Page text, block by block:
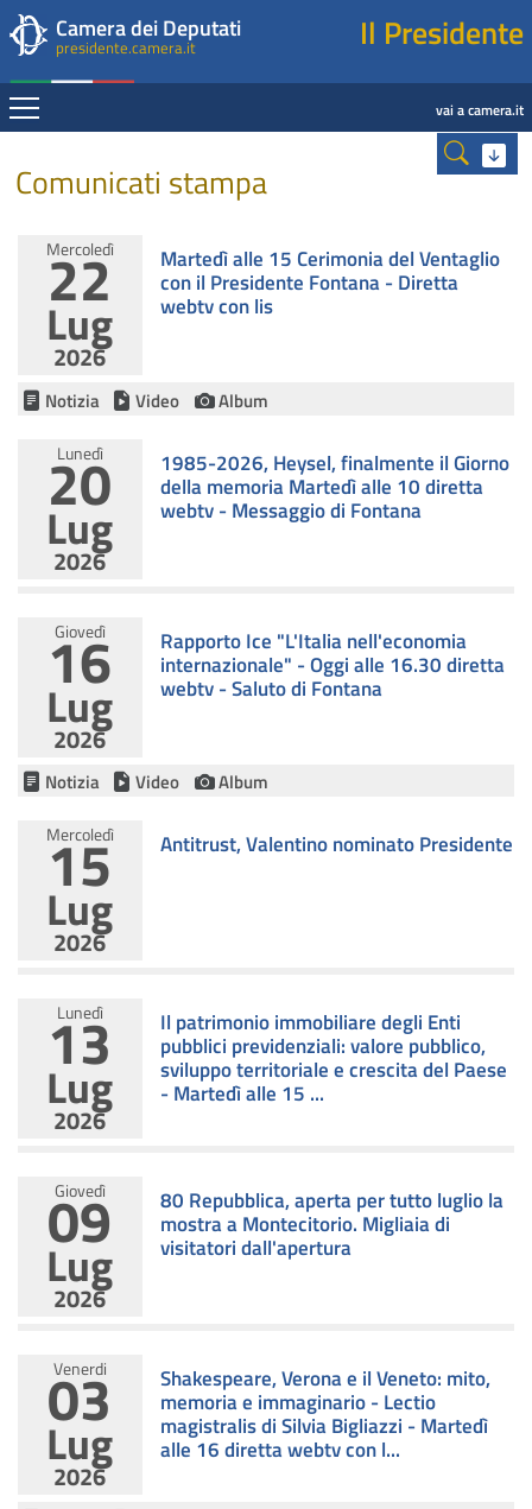
Presidente della Camera dei Deputati
Salta al contenuto principale
Salta al menu di navigazione
Camera dei Deputati
presidente.camera.it Il Presidente
Espandi vai a camera.it
Contenuto
Comunicati stampa
Mercoledì
22
Lug
2026
Martedì alle 15 Cerimonia del Ventaglio
con il Presidente Fontana - Diretta
webtv con lis
Notizia Video Album
Lunedì
20
Lug
2026
1985-2026, Heysel, finalmente il Giorno
della memoria Martedì alle 10 diretta
webtv - Messaggio di Fontana
Giovedì
16
Lug
2026
Rapporto Ice "L'Italia nell'economia
internazionale" - Oggi alle 16.30 diretta
webtv - Saluto di Fontana
Notizia Video Album
Mercoledì
15
Lug
2026
Antitrust, Valentino nominato Presidente
Lunedì
13
Lug
2026
Il patrimonio immobiliare degli Enti
pubblici previdenziali: valore pubblico,
sviluppo territoriale e crescita del Paese
- Martedì alle 15 ...
Giovedì
09
Lug
2026
80 Repubblica, aperta per tutto luglio la
mostra a Montecitorio. Migliaia di
visitatori dall'apertura
Venerdi
03
Lug
2026
Shakespeare, Verona e il Veneto: mito,
memoria e immaginario - Lectio
magistralis di Silvia Bigliazzi - Martedì
alle 16 diretta webtv con l...
Fine contenuto
Navigazione pagine di servizio
Fine pagina
Salta al contenuto principale
Salta al menu di navigazione
Vai a inizio pagina